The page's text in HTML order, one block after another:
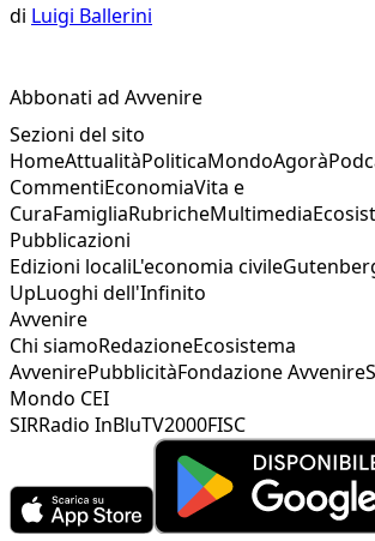
di Luigi Ballerini
Abbonati ad Avvenire
Sezioni del sito
HomeAttualitàPoliticaMondoAgorà
CommentiEconomiaVita e
CuraFamigliaRubricheMultimedia
Pubblicazioni
Edizioni localiL'economia civile
UpLuoghi dell'Infinito
Avvenire
Chi siamoRedazioneEcosistema
AvvenirePubblicitàFondazione Avvenire
Mondo CEI
SIRRadio InBluTV2000FISC